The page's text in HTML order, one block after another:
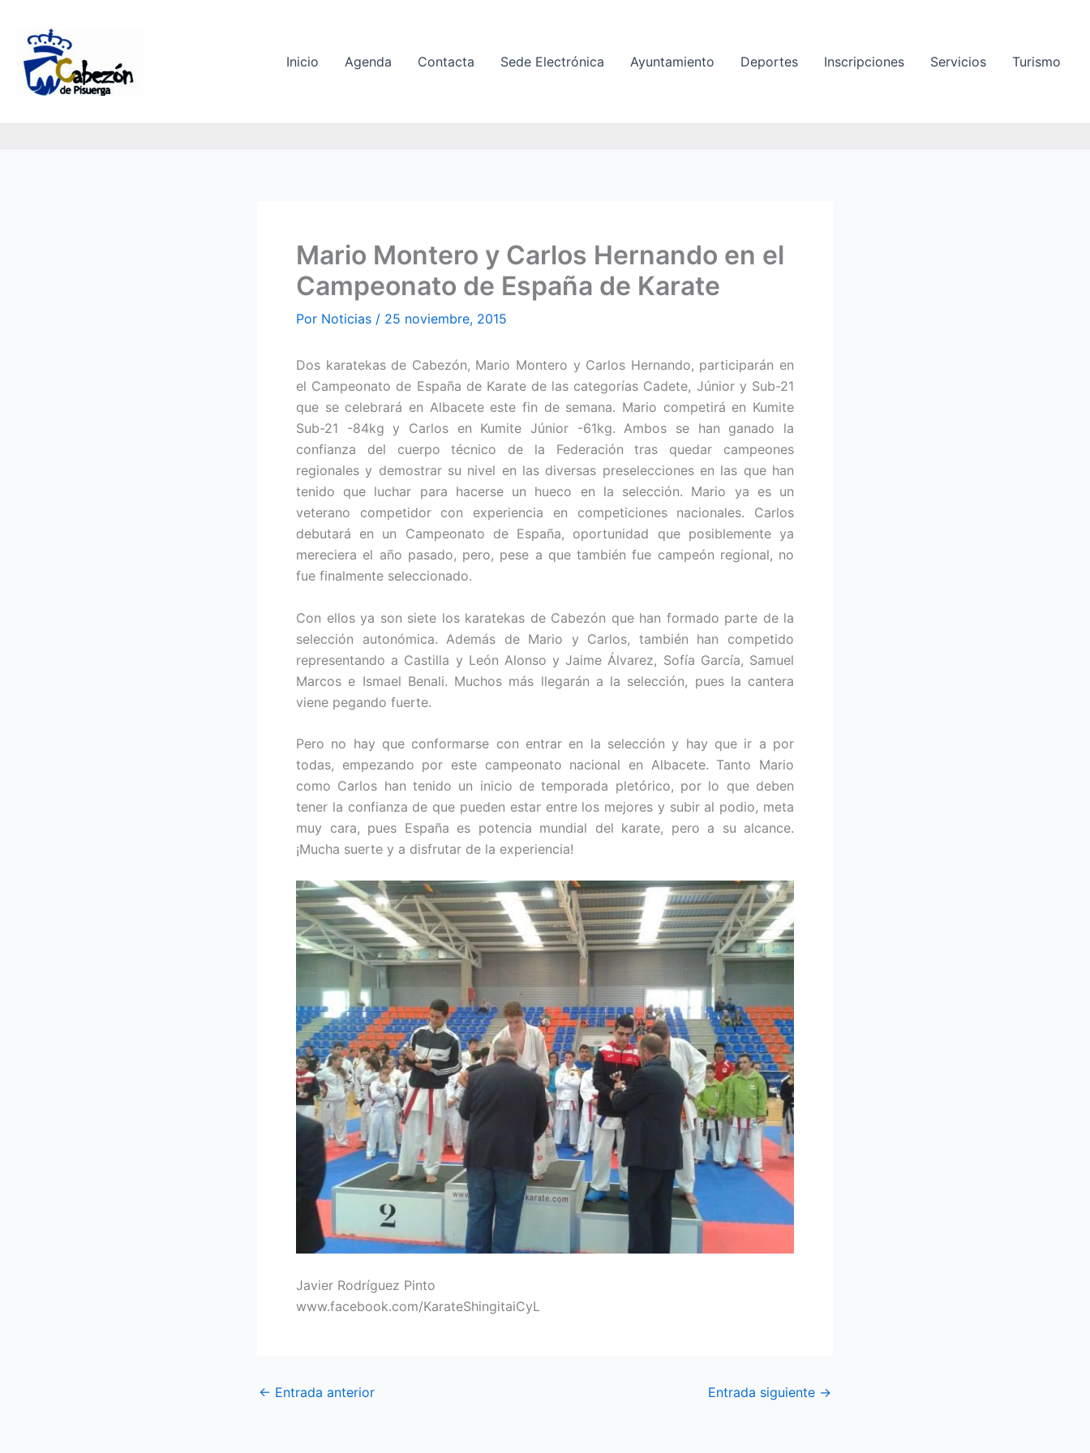
contenido
Inicio Agenda Contacta Sede Electrónica Ayuntamiento Deportes Inscripciones Servicios Turismo
Mario Montero y Carlos Hernando en el
Campeonato de España de Karate
Por Noticias / 25 noviembre, 2015
Dos karatekas de Cabezón, Mario Montero y Carlos Hernando, participarán en
el Campeonato de España de Karate de las categorías Cadete, Júnior y Sub-21
que se celebrará en Albacete este fin de semana. Mario competirá en Kumite
Sub-21 -84kg y Carlos en Kumite Júnior -61kg. Ambos se han ganado la
confianza del cuerpo técnico de la Federación tras quedar campeones
regionales y demostrar su nivel en las diversas preselecciones en las que han
tenido que luchar para hacerse un hueco en la selección. Mario ya es un
veterano competidor con experiencia en competiciones nacionales. Carlos
debutará en un Campeonato de España, oportunidad que posiblemente ya
mereciera el año pasado, pero, pese a que también fue campeón regional, no
fue finalmente seleccionado.
Con ellos ya son siete los karatekas de Cabezón que han formado parte de la
selección autonómica. Además de Mario y Carlos, también han competido
representando a Castilla y León Alonso y Jaime Álvarez, Sofía García, Samuel
Marcos e Ismael Benali. Muchos más llegarán a la selección, pues la cantera
viene pegando fuerte.
Pero no hay que conformarse con entrar en la selección y hay que ir a por
todas, empezando por este campeonato nacional en Albacete. Tanto Mario
como Carlos han tenido un inicio de temporada pletórico, por lo que deben
tener la confianza de que pueden estar entre los mejores y subir al podio, meta
muy cara, pues España es potencia mundial del karate, pero a su alcance.
¡Mucha suerte y a disfrutar de la experiencia!
Javier Rodríguez Pinto
www.facebook.com/KarateShingitaiCyL
← Entrada anterior Entrada siguiente →